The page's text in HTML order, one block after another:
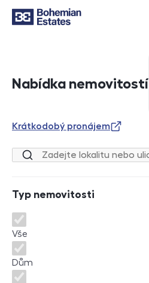
Nabídka nemovitostí
Krátkodobý pronájem
Lokalita nebo ulice
Typ nemovitosti
Typ nemovitosti
Vše
Dům